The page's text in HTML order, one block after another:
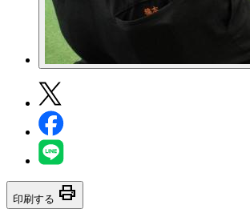
印刷する print